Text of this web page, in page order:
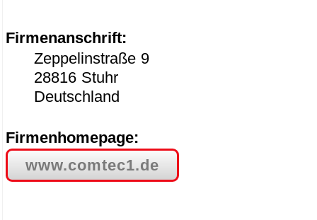
Firmenanschrift:
Zeppelinstraße 9
28816 Stuhr
Deutschland
Firmenhomepage:
www.comtec1.de